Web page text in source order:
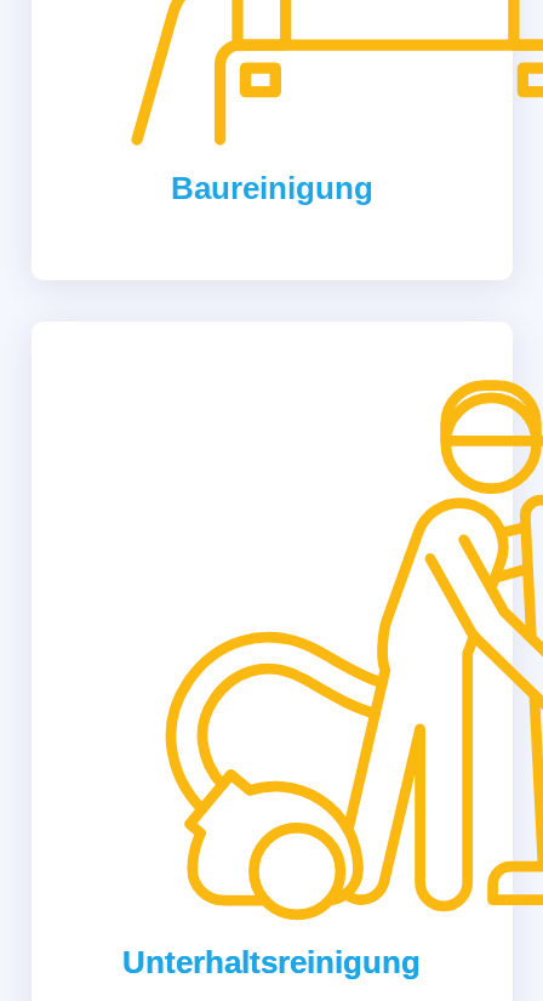
Baureinigung
Unterhaltsreinigung